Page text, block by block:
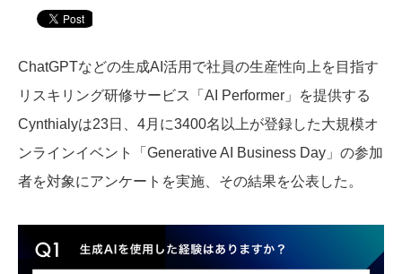
ChatGPTなどの生成AI活用で社員の生産性向上を目指す
リスキリング研修サービス「AI Performer」を提供する
Cynthialyは23日、4月に3400名以上が登録した大規模オ
ンラインイベント「Generative AI Business Day」の参加
者を対象にアンケートを実施、その結果を公表した。